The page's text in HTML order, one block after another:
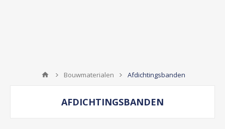
Bouwmaterialen Afdichtingsbanden
AFDICHTINGSBANDEN